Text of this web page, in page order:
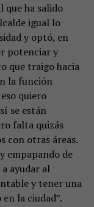
que ha salido
igual lo
y optó, en
potenciar y
que traigo hacia
la función
quiero
se están
falta quizás
con otras áreas.
empapando de
ayudar al
y tener una
la ciudad”.